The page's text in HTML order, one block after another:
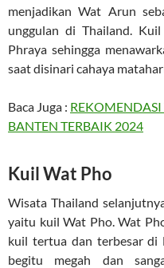
menjadikan Wat Arun
unggulan di Thailand.
Phraya sehingga
saat disinari cahaya
Baca Juga :
BANTEN TERBAIK 2024
Kuil Wat Pho
Wisata Thailand
yaitu kuil Wat Pho. Wat
kuil tertua dan terbesar di
begitu megah dan